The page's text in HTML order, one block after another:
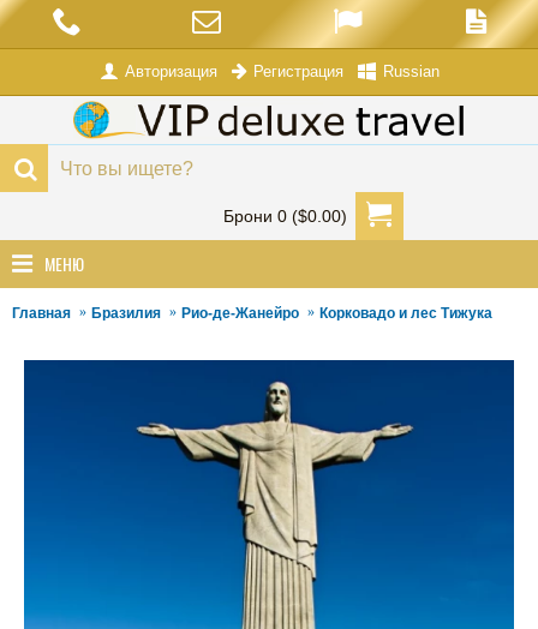
Авторизация Регистрация Russian
Брони 0 ($0.00)
МЕНЮ
Главная Бразилия Рио-де-Жанейро Корковадо и лес Тижука